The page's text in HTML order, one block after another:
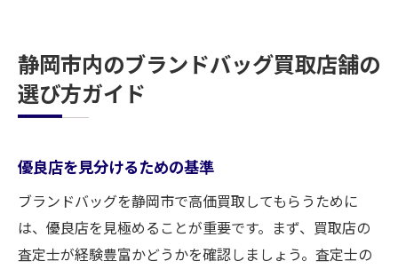
静岡市内のブランドバッグ買取店舗の
選び方ガイド
優良店を見分けるための基準
ブランドバッグを静岡市で高価買取してもらうために
は、優良店を見極めることが重要です。まず、買取店の
査定士が経験豊富かどうかを確認しましょう。査定士の